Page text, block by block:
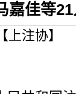
嘉佳等
【上注协】